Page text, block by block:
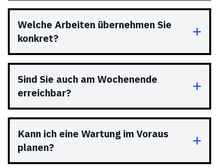
Welche Arbeiten übernehmen Sie
konkret?
Sind Sie auch am Wochenende
erreichbar?
Kann ich eine Wartung im Voraus
planen?